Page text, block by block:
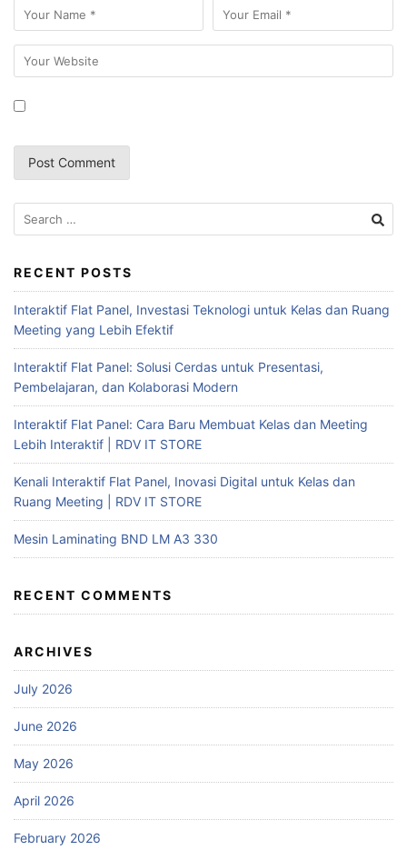
RECENT POSTS
Interaktif Flat Panel, Investasi Teknologi untuk Kelas dan Ruang
Meeting yang Lebih Efektif
Interaktif Flat Panel: Solusi Cerdas untuk Presentasi,
Pembelajaran, dan Kolaborasi Modern
Interaktif Flat Panel: Cara Baru Membuat Kelas dan Meeting
Lebih Interaktif | RDV IT STORE
Kenali Interaktif Flat Panel, Inovasi Digital untuk Kelas dan
Ruang Meeting | RDV IT STORE
Mesin Laminating BND LM A3 330
RECENT COMMENTS
ARCHIVES
July 2026
June 2026
May 2026
April 2026
February 2026